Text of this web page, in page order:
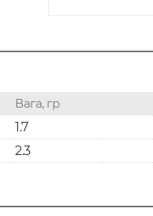
Вага, гр
1.7
2.3